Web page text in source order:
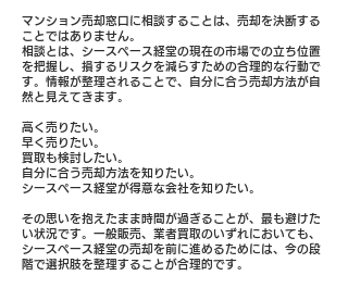
マンション売却窓口に相談することは、売却を決断する
ことではありません。
相談とは、シースペース経堂の現在の市場での立ち位置
を把握し、損するリスクを減らすための合理的な行動で
す。情報が整理されることで、自分に合う売却方法が自
然と見えてきます。
高く売りたい。
早く売りたい。
買取も検討したい。
自分に合う売却方法を知りたい。
シースペース経堂が得意な会社を知りたい。
その思いを抱えたまま時間が過ぎることが、最も避けた
い状況です。一般販売、業者買取のいずれにおいても、
シースペース経堂の売却を前に進めるためには、今の段
階で選択肢を整理することが合理的です。